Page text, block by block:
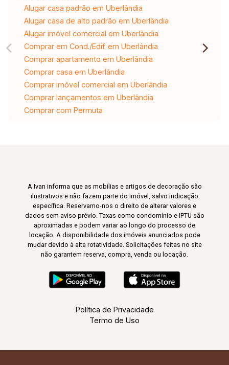
Alugar casa padrão em Uberlândia
Alugar casa de alto padrão em Uberlândia
Alugar imóvel comercial em Uberlândia
Comprar em Cond./Edif. em Uberlândia
Comprar apartamento em Uberlândia
Comprar casa em Uberlândia
Comprar imóvel comercial em Uberlândia
Comprar lançamentos em Uberlândia
Comprar com Permuta
A Ivan informa que as mobílias e artigos de decoração são
ilustrativos e não fazem parte do imóvel, salvo indicação
específica. Reservamo-nos o direito de alterar valores e
dados sem aviso prévio. Taxas como condomínio e IPTU são
aproximadas e podem variar ao longo do processo de
locação. A disponibilidade dos imóveis anunciados pode
mudar devido à alta rotatividade. Solicitações feitas no site
não garantem reserva, compra, venda ou locação.
Política de Privacidade
Termo de Uso